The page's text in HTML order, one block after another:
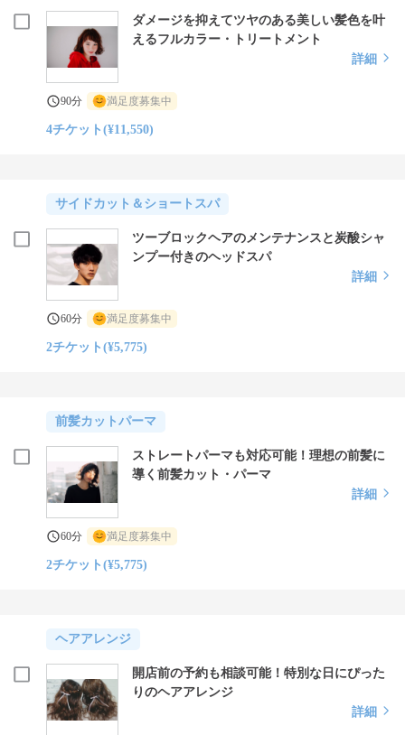
ダメージを抑えてツヤのある美しい髪色を叶
えるフルカラー・トリートメント
詳細
90分 満足度募集中
4チケット(¥11,550)
サイドカット＆ショートスパ
ツーブロックヘアのメンテナンスと炭酸シャ
ンプー付きのヘッドスパ
詳細
60分 満足度募集中
2チケット(¥5,775)
前髪カットパーマ
ストレートパーマも対応可能！理想の前髪に
導く前髪カット・パーマ
詳細
60分 満足度募集中
2チケット(¥5,775)
ヘアアレンジ
開店前の予約も相談可能！特別な日にぴった
りのヘアアレンジ
詳細